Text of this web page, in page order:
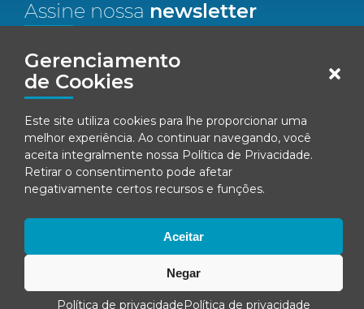
Gerenciamento
de Cookies
Este site utiliza cookies para lhe proporcionar uma
melhor experiência. Ao continuar navegando, você
aceita integralmente nossa Política de Privacidade.
Retirar o consentimento pode afetar
negativamente certos recursos e funções.
Aceitar
Negar
Política de privacidadePolítica de privacidade
Assine nossa newsletter
Email*
Concordo em receber comunicações da Fenacon.
Cadastrar
Todos os direitos reservados.